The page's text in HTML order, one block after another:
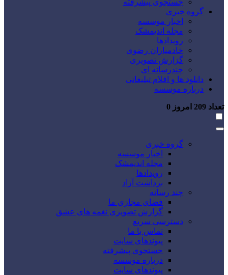
جستجوی پیشرفته
گروه خبری
اخبار موسسه
مجله اندیمشک
رویدادها
خادمیاران رضوی
گزارش تصویری
چندرسانه ای
دانلود ها و اقلام تبلیغاتی
درباره موسسه
تعداد امروز 0
گروه خبری
اخبار موسسه
مجله اندیمشک
رویدادها
برداشت آزاد
چند رسانه
فضای مجازی ما
گزارش تصویری نغمه های عشق
دسترسی سریع
تماس با ما
پیوندهای سایت
جستجوی پیشرفته
درباره موسسه
پیوندهای سایت